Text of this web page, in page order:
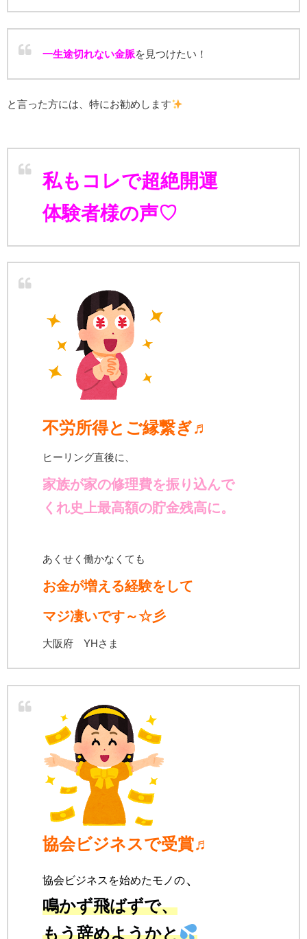
一生途切れない金脈を見つけたい！
と言った方には、特にお勧めします
私もコレで超絶開運
体験者様の声♡
不労所得とご縁繋ぎ♬
ヒーリング直後に、
家族が家の修理費を振り込んで
くれ史上最高額の貯金残高に。
あくせく働かなくても
お金が増える経験をして
マジ凄いです～☆彡
大阪府 YHさま
協会ビジネスで受賞♬
協会ビジネスを始めたモノの、
鳴かず飛ばずで、
もう辞めようかと